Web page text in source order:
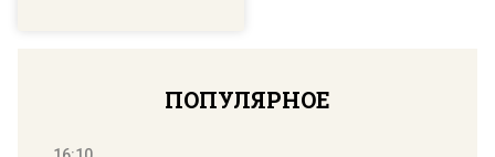
ПОПУЛЯРНОЕ